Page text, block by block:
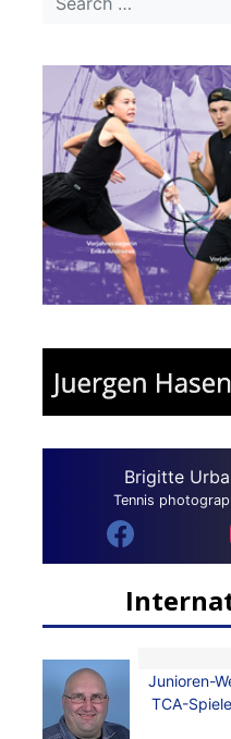
Brigitte
Tennis
Junioren-
TCA-